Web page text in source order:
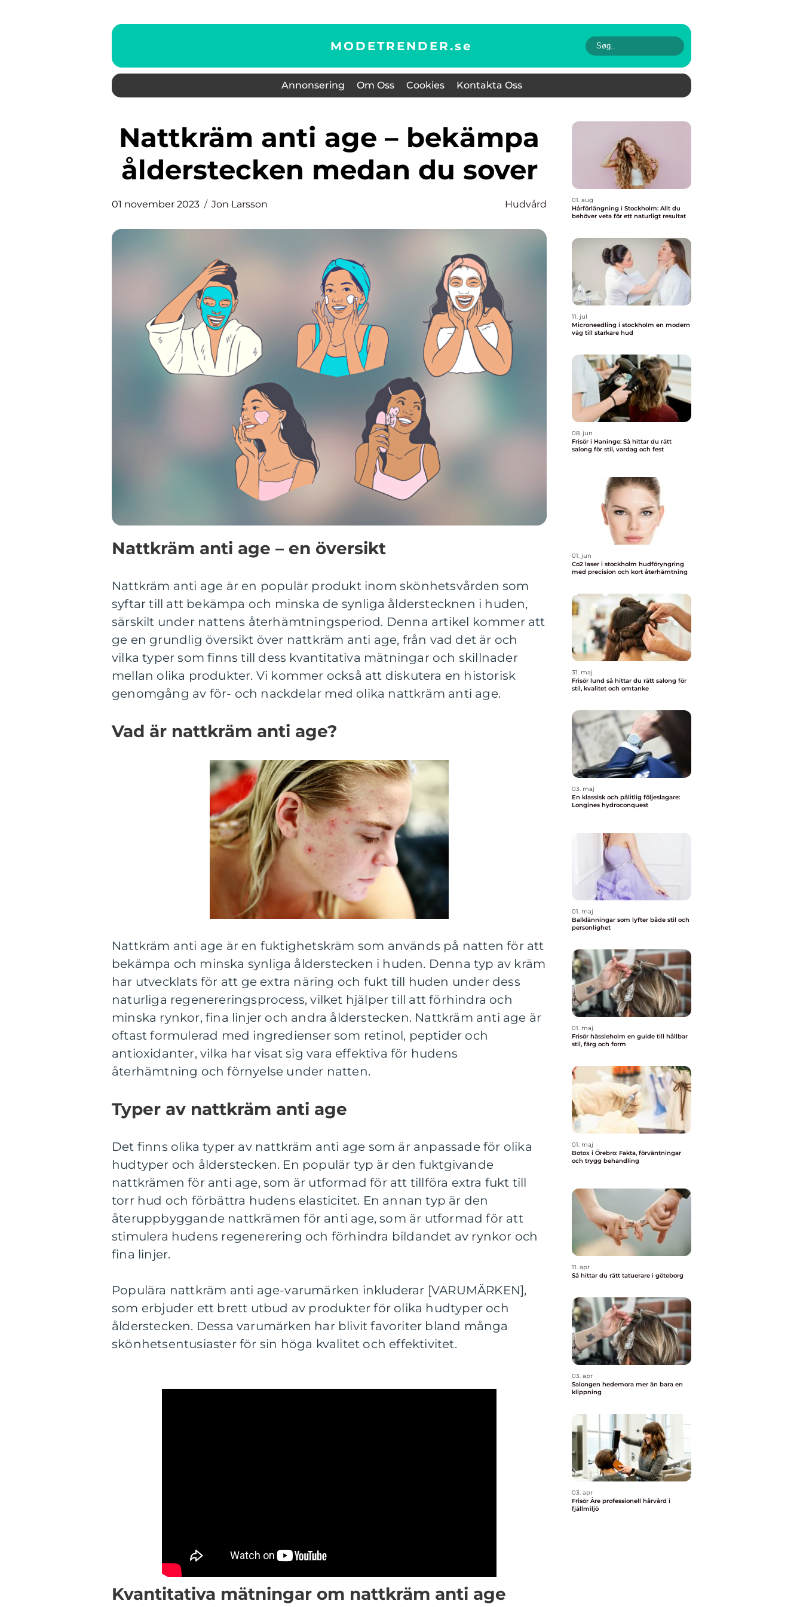
MODETRENDER.se
Annonsering Om Oss Cookies Kontakta Oss
Nattkräm anti age – bekämpa
ålderstecken medan du sover
01 november 2023 Jon Larsson Hudvård
Nattkräm anti age – en översikt
Nattkräm anti age är en populär produkt inom skönhetsvården som
syftar till att bekämpa och minska de synliga ålderstecknen i huden,
särskilt under nattens återhämtningsperiod. Denna artikel kommer att
ge en grundlig översikt över nattkräm anti age, från vad det är och
vilka typer som finns till dess kvantitativa mätningar och skillnader
mellan olika produkter. Vi kommer också att diskutera en historisk
genomgång av för- och nackdelar med olika nattkräm anti age.
Vad är nattkräm anti age?
Nattkräm anti age är en fuktighetskräm som används på natten för att
bekämpa och minska synliga ålderstecken i huden. Denna typ av kräm
har utvecklats för att ge extra näring och fukt till huden under dess
naturliga regenereringsprocess, vilket hjälper till att förhindra och
minska rynkor, fina linjer och andra ålderstecken. Nattkräm anti age är
oftast formulerad med ingredienser som retinol, peptider och
antioxidanter, vilka har visat sig vara effektiva för hudens
återhämtning och förnyelse under natten.
Typer av nattkräm anti age
Det finns olika typer av nattkräm anti age som är anpassade för olika
hudtyper och ålderstecken. En populär typ är den fuktgivande
nattkrämen för anti age, som är utformad för att tillföra extra fukt till
torr hud och förbättra hudens elasticitet. En annan typ är den
återuppbyggande nattkrämen för anti age, som är utformad för att
stimulera hudens regenerering och förhindra bildandet av rynkor och
fina linjer.
Populära nattkräm anti age-varumärken inkluderar [VARUMÄRKEN],
som erbjuder ett brett utbud av produkter för olika hudtyper och
ålderstecken. Dessa varumärken har blivit favoriter bland många
skönhetsentusiaster för sin höga kvalitet och effektivitet.
Kvantitativa mätningar om nattkräm anti age
01. aug
Hårförlängning i Stockholm: Allt du
behöver veta för ett naturligt resultat
11. jul
Microneedling i stockholm en modern
väg till starkare hud
08. jun
Frisör i Haninge: Så hittar du rätt
salong för stil, vardag och fest
01. jun
Co2 laser i stockholm hudföryngring
med precision och kort återhämtning
31. maj
Frisör lund så hittar du rätt salong för
stil, kvalitet och omtanke
03. maj
En klassisk och pålitlig följeslagare:
Longines hydroconquest
01. maj
Balklänningar som lyfter både stil och
personlighet
01. maj
Frisör hässleholm en guide till hållbar
stil, färg och form
01. maj
Botox i Örebro: Fakta, förväntningar
och trygg behandling
11. apr
Så hittar du rätt tatuerare i göteborg
03. apr
Salongen hedemora mer än bara en
klippning
03. apr
Frisör Åre professionell hårvård i
fjällmiljö